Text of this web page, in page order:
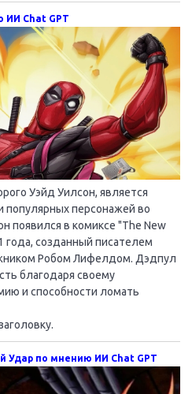
ИИ Chat GPT
Уэйд Уилсон, является
персонажей во
появился в комиксе "The New
созданный писателем
Робом Лифелдом. Дэдпул
благодаря своему
и способности ломать
Удар по мнению ИИ Chat GPT